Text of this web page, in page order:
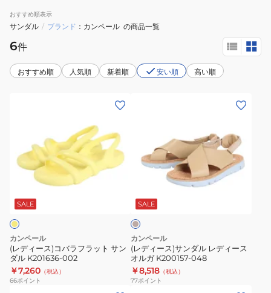
おすすめ順表示
サンダル / ブランド カンペール の商品一覧
6件
おすすめ順 人気順 新着順 安い順 高い順
ス)
ラ
フ
ラ
ッ
ト
サ
SALE
カンペール
(レディース)コバラフラット サン
ダル K201636-002
￥7,260 （税込）
66ポイント
ス)
ダ
ル
レ
デ
ィ
ー
SALE
ベ
カンペール
(レディース)サンダル レディース
オルガ K200157-048
￥8,518 （税込）
77ポイント